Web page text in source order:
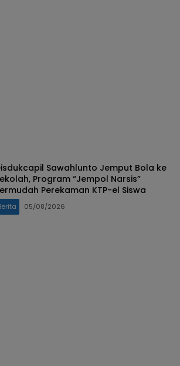
Sawahlunto Jemput Bola ke
Program “Jempol Narsis”
Perekaman KTP-el Siswa
05/08/2026